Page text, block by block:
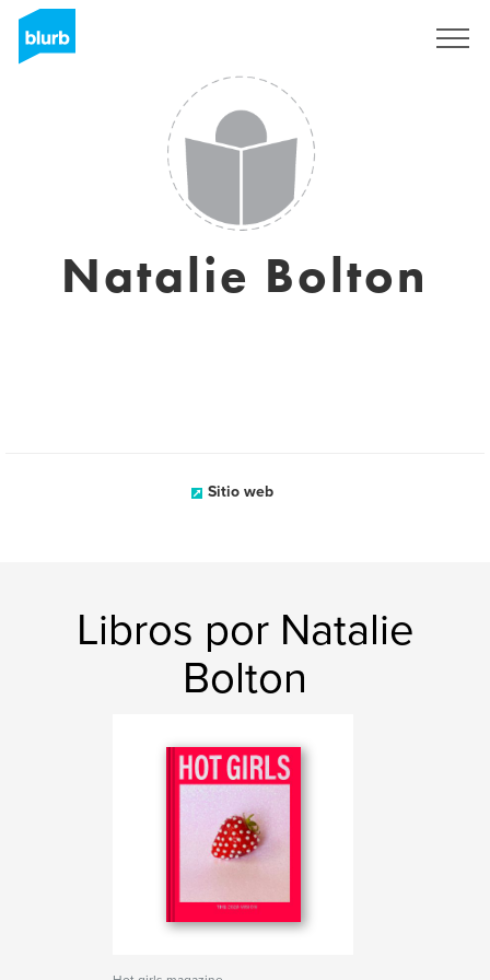
Natalie Bolton
Sitio web
Libros por Natalie
Bolton